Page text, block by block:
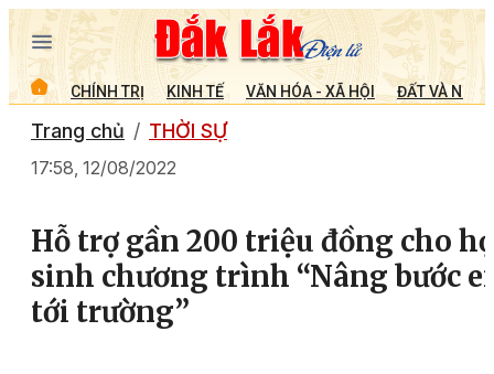
CHÍNH TRỊ KINH TẾ VĂN HÓA - XÃ HỘI ĐẤT VÀ
Trang chủ THỜI SỰ
17:58, 12/08/2022
Hỗ trợ gần 200 triệu đồng cho
sinh chương trình “Nâng bước
tới trường”